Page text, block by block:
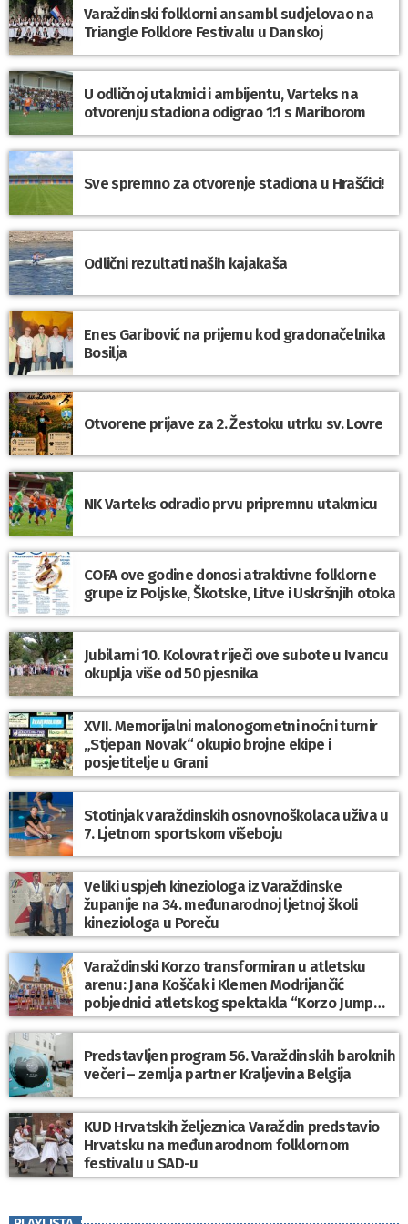
Varaždinski folklorni ansambl sudjelovao na
Triangle Folklore Festivalu u Danskoj
U odličnoj utakmici i ambijentu, Varteks na
otvorenju stadiona odigrao 1:1 s Mariborom
Sve spremno za otvorenje stadiona u Hrašćici!
Odlični rezultati naših kajakaša
Enes Garibović na prijemu kod gradonačelnika
Bosilja
Otvorene prijave za 2. Žestoku utrku sv. Lovre
NK Varteks odradio prvu pripremnu utakmicu
COFA ove godine donosi atraktivne folklorne
grupe iz Poljske, Škotske, Litve i Uskršnjih otoka
Jubilarni 10. Kolovrat riječi ove subote u Ivancu
okuplja više od 50 pjesnika
XVII. Memorijalni malonogometni noćni turnir
„Stjepan Novak“ okupio brojne ekipe i
posjetitelje u Grani
Stotinjak varaždinskih osnovnoškolaca uživa u
7. Ljetnom sportskom višeboju
Veliki uspjeh kineziologa iz Varaždinske
županije na 34. međunarodnoj ljetnoj školi
kineziologa u Poreču
Varaždinski Korzo transformiran u atletsku
arenu: Jana Koščak i Klemen Modrijančić
pobjednici atletskog spektakla “Korzo Jump
2026”
Predstavljen program 56. Varaždinskih baroknih
večeri – zemlja partner Kraljevina Belgija
KUD Hrvatskih željeznica Varaždin predstavio
Hrvatsku na međunarodnom folklornom
festivalu u SAD-u